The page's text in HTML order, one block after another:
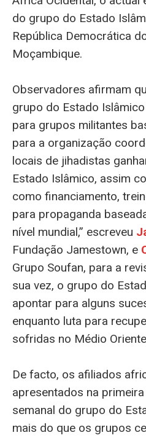
do grupo do Estado
República Democrática
Moçambique.
Observadores afirmam
grupo do Estado
para grupos militantes
para a organização
locais de jihadistas
Estado Islâmico, assim
como financiamento,
para propaganda
nível mundial,” escreveu
Fundação Jamestown, e
Grupo Soufan, para a
sua vez, o grupo do
apontar para alguns
enquanto luta para
sofridas no Médio
De facto, os afiliados
apresentados na
semanal do grupo do
mais do que os grupos